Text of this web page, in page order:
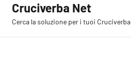
contenuto
Cruciverba Net
Cerca la soluzione per i tuoi Cruciverba